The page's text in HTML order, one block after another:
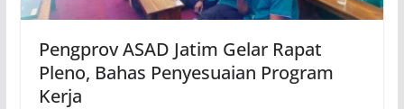
Pengprov ASAD Jatim Gelar Rapat
Pleno, Bahas Penyesuaian Program
Kerja